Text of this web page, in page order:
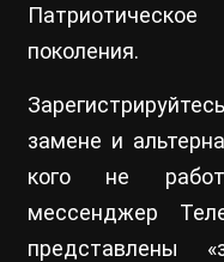
поколения.
замене и
кого не
мессенджер
представлены